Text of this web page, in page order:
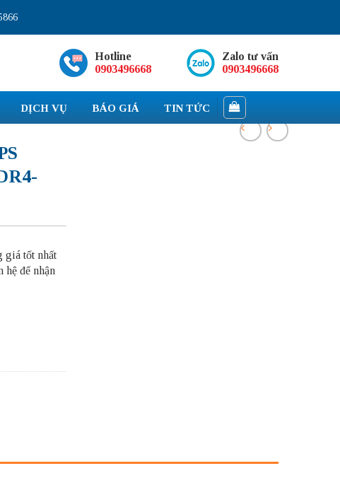
Hotline
0903496668
Zalo tư vấn
0903496668
DỊCH VỤ BÁO GIÁ TIN TỨC
giá tốt nhất
để nhận